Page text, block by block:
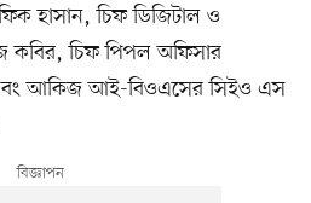
হাসান, চিফ ডিজিটাল ও
কবির, চিফ পিপল অফিসার
আকিজ আই-বিওএসের সিইও এস